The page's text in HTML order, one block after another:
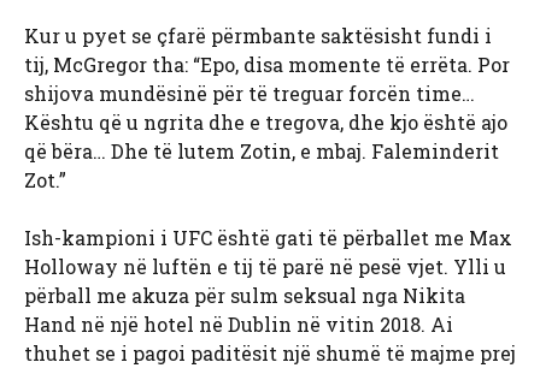
Kur u pyet se çfarë përmbante saktësisht fundi i
tij, McGregor tha: “Epo, disa momente të errëta. Por
shijova mundësinë për të treguar forcën time…
Kështu që u ngrita dhe e tregova, dhe kjo është ajo
që bëra… Dhe të lutem Zotin, e mbaj. Faleminderit
Zot.”
Ish-kampioni i UFC është gati të përballet me Max
Holloway në luftën e tij të parë në pesë vjet. Ylli u
përball me akuza për sulm seksual nga Nikita
Hand në një hotel në Dublin në vitin 2018. Ai
thuhet se i pagoi paditësit një shumë të majme prej